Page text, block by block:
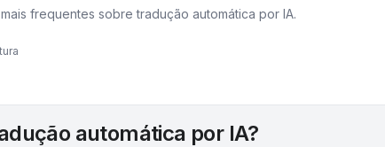
frequentes sobre tradução automática por IA.
automática por IA?